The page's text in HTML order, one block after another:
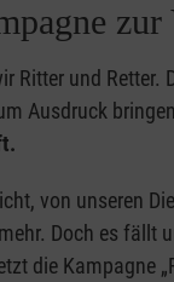
Ritter und
Ausdruck
von unseren
Doch es fällt
die Kampagne